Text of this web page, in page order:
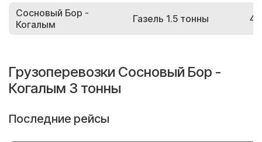
Сосновый Бор -
Когалым
Газель 1.5 тонны
Грузоперевозки Сосновый Бор -
Когалым 3 тонны
Последние рейсы